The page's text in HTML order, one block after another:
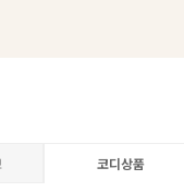
코디상품